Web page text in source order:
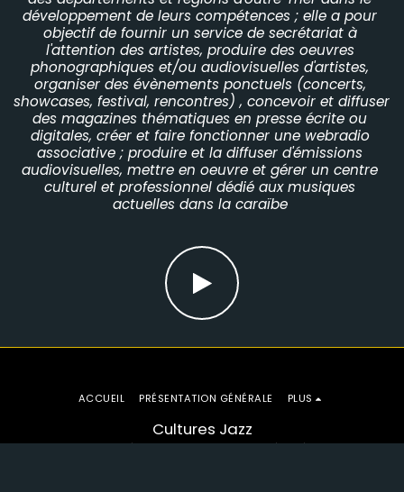
développement de leurs compétences ; elle a pour
objectif de fournir un service de secrétariat à
l'attention des artistes, produire des oeuvres
phonographiques et/ou audiovisuelles d'artistes,
organiser des évènements ponctuels (concerts,
showcases, festival, rencontres) , concevoir et diffuser
des magazines thématiques en presse écrite ou
digitales, créer et faire fonctionner une webradio
associative ; produire et la diffuser d'émissions
audiovisuelles, mettre en oeuvre et gérer un centre
culturel et professionnel dédié aux musiques
actuelles dans la caraïbe
Cultures Jazz
Droits d'auteur © 2026 Tous droits réservés
ACCUEIL PRÉSENTATION GÉNÉRALE PLUS